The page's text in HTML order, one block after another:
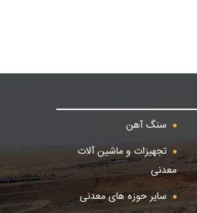
سنگ آهن
تجهیزات و ماشین آلات
معدنی
سایر حوزه های معدنی